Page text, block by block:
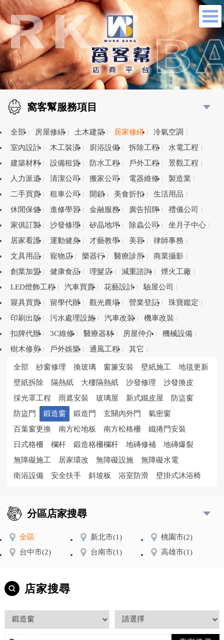
窩客幫服務項目
全部 房屋修繕 土木建築 居家修繕
冷氣空調
室內設計
木工裝潢 廚浴設備 拆除工程
水電工程
建築材料
設備租賃 防水工程 戶外工程
景觀工程
人力派遣
清潔公司 搬家公司 電器維修
製造業
二手買賣
租車公司 開鎖 美食折扣
生活用品
休閒保健
進修學習 金融服務 廣告招牌
禮儀公司
家俱訂製
沙發修理 矽晶地坪 除蟲公司
坐月子中心
居家看護
運動健身 才藝教學 美容
律師事務
文具用品
寵物店 樂器行 醫療診所
商業攝影
創業加盟
健康食品 理髮店 減重諮詢
煙火工廠
LED燈飾工程
汽車買賣 花藝設計
驗屋公司
寢具買賣
留學代辦 觀光農場 營業登記
珠寶鑑定
印刷出版
污水處理設施 汽車改裝
機車改裝
扣牌代辦
3C維修 醫療器材 房屋仲介
機械設備
樹木修剪
戶外娛樂 通風工程 其它
全部 紗窗修理 換玻璃 窗簾安裝 壁紙施工
地毯更新
壁紙拆除
隔熱紙 大樓隔熱紙 沙發修理
沙發換皮
採光罩工程
雨遮安裝 玻璃屋 新式鐵皮屋
防盜窗
防盜門
鍛造窗 鍛造門 玄關內外門
氣密窗
百葉窗更換
南方松地板 南方松格柵
鐵捲門安裝
日式格柵
欄杆 鍛造格柵欄杆 地磚修補
地磚爆裂
無障礙施工
居家環改 無障礙設施
無障礙水電
衛浴設備
安全扶手 斜坡板 浴室防滑 壁掛式沐浴椅
分區店家搜尋
全區 新北市(1) 桃園市(2)
台中市(2) 台南市(1) 高雄市(1)
店家搜尋